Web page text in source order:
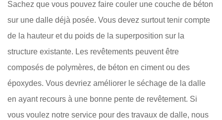
Sachez que vous pouvez faire couler une couche de béton
sur une dalle déjà posée. Vous devez surtout tenir compte
de la hauteur et du poids de la superposition sur la
structure existante. Les revêtements peuvent être
composés de polymères, de béton en ciment ou des
époxydes. Vous devriez améliorer le séchage de la dalle
en ayant recours à une bonne pente de revêtement. Si
vous voulez notre service pour des travaux de dalle, nous